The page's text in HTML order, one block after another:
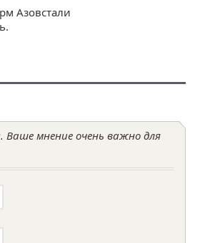
Азовстали
мнение очень важно для